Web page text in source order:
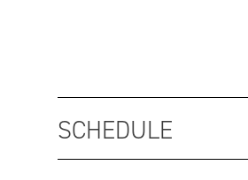
SCHEDULE